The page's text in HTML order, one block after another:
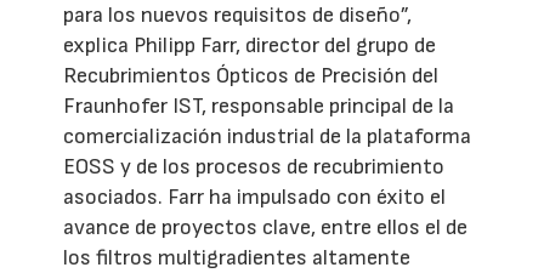
para los nuevos requisitos de diseño”,
explica Philipp Farr, director del grupo de
Recubrimientos Ópticos de Precisión del
Fraunhofer IST, responsable principal de la
comercialización industrial de la plataforma
EOSS y de los procesos de recubrimiento
asociados. Farr ha impulsado con éxito el
avance de proyectos clave, entre ellos el de
los filtros multigradientes altamente